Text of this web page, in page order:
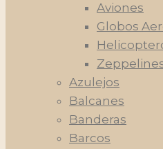
Aviones
Globos
Azulejos
Balcanes
Banderas
Barcos